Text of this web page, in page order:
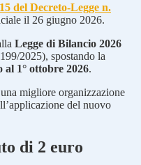
del Decreto-Legge n.
il 26 giugno 2026.
Legge di Bilancio 2026
2025), spostando la
al 1° ottobre 2026.
migliore organizzazione
del nuovo
di 2 euro